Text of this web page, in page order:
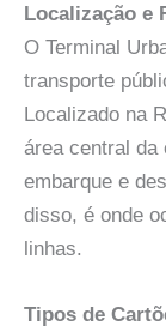
Localização e
O Terminal
transporte
Localizado na
área central da
embarque e
disso, é onde
linhas.
Tipos de